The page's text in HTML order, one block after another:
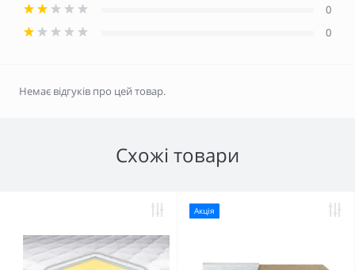
0
0
Немає відгуків про цей товар.
Схожі товари
Акція